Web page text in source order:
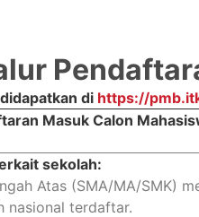
di https://
Masuk Calon
sekolah:
Atas (SMA/MA/SMK)
nasional terdaftar.